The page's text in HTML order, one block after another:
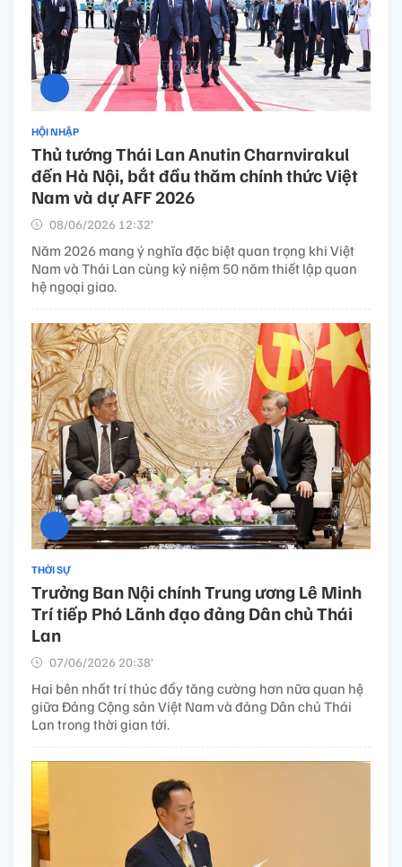
HỘI NHẬP
Thủ tướng Thái Lan Anutin Charnvirakul
đến Hà Nội, bắt đầu thăm chính thức Việt
Nam và dự AFF 2026
08/06/2026 12:32’
Năm 2026 mang ý nghĩa đặc biệt quan trọng khi Việt
Nam và Thái Lan cùng kỷ niệm 50 năm thiết lập quan
hệ ngoại giao.
THỜI SỰ
Trưởng Ban Nội chính Trung ương Lê Minh
Trí tiếp Phó Lãnh đạo đảng Dân chủ Thái
Lan
07/06/2026 20:38’
Hai bên nhất trí thúc đẩy tăng cường hơn nữa quan hệ
giữa Đảng Cộng sản Việt Nam và đảng Dân chủ Thái
Lan trong thời gian tới.